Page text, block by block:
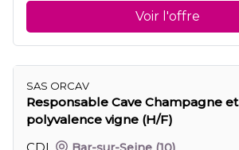
Voir l'offre
SAS ORCAV
Responsable Cave Champagne et
polyvalence vigne (H/F)